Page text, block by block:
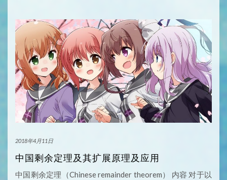
2018年4月11日
中国剩余定理及其扩展原理及应用
中国剩余定理（Chinese remainder theorem） 内容 对于以